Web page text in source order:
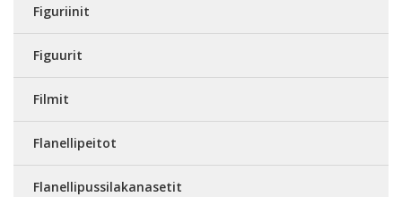
Figuriinit
Figuurit
Filmit
Flanellipeitot
Flanellipussilakanasetit